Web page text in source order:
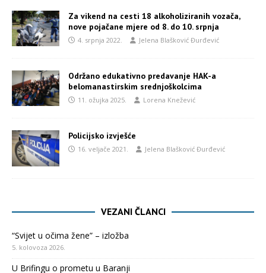
Za vikend na cesti 18 alkoholiziranih vozača,
nove pojačane mjere od 8. do 10. srpnja
4. srpnja 2022. Jelena Blašković Đurđević
Održano edukativno predavanje HAK-a
belomanastirskim srednjoškolcima
11. ožujka 2025. Lorena Knežević
Policijsko izvješće
16. veljače 2021. Jelena Blašković Đurđević
VEZANI ČLANCI
“Svijet u očima žene” – izložba
5. kolovoza 2026.
U Brifingu o prometu u Baranji